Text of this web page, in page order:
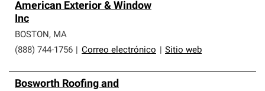
American Exterior & Window
Inc
BOSTON, MA
(888) 744-1756
Correo electrónico Sitio web
Bosworth Roofing and